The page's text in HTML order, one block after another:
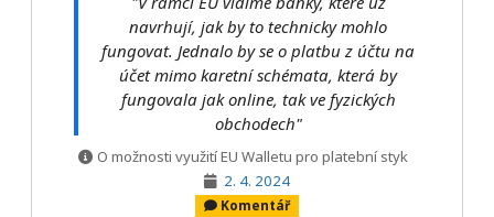
navrhují, jak by to technicky mohlo
fungovat. Jednalo by se o platbu z účtu na
účet mimo karetní schémata, která by
fungovala jak online, tak ve fyzických
obchodech"
O možnosti využití EU Walletu pro platební styk
2. 4. 2024
Komentář